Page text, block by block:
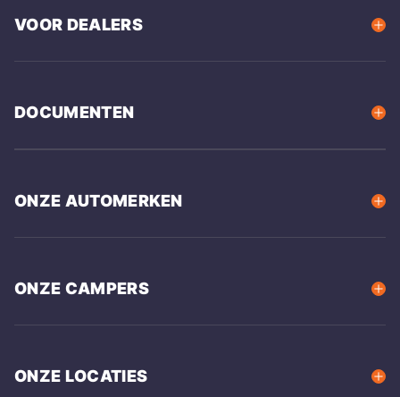
VOOR DEALERS
DOCUMENTEN
ONZE AUTOMERKEN
ONZE CAMPERS
ONZE LOCATIES